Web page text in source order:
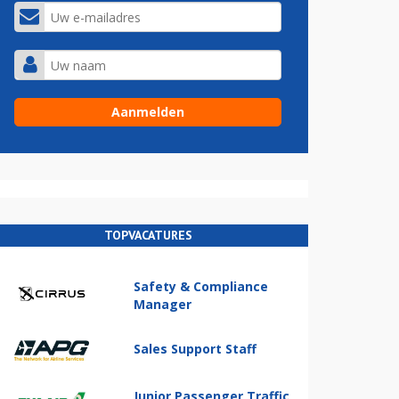
TOPVACATURES
Safety & Compliance
Manager
Sales Support Staff